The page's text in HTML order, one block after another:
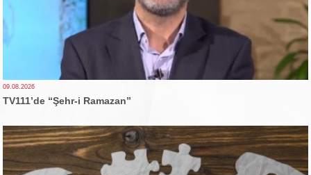
09.08.2026
TV111’de “Şehr-i Ramazan”